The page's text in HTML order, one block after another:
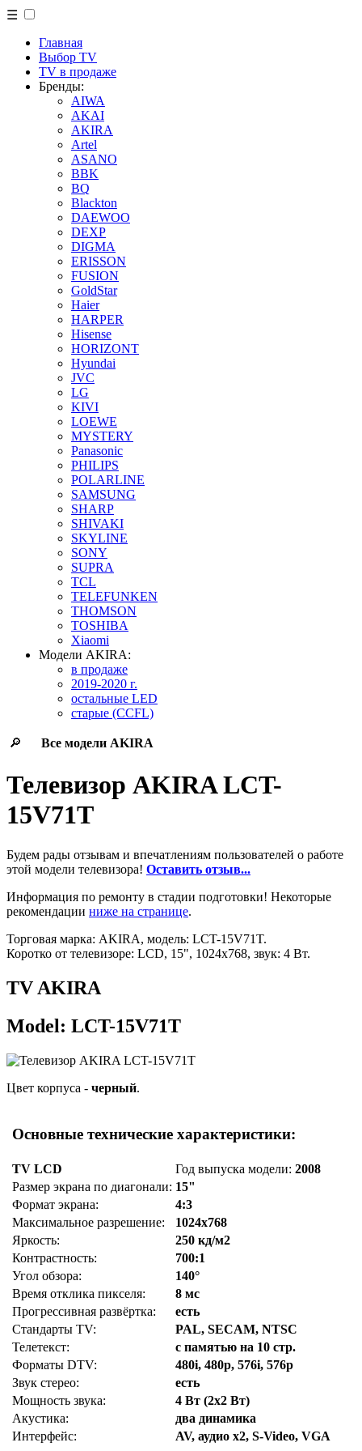
☰
Главная
Выбор TV
TV в продаже
Бренды:
AIWA
AKAI
AKIRA
Artel
ASANO
BBK
BQ
Blackton
DAEWOO
DEXP
DIGMA
ERISSON
FUSION
GoldStar
Haier
HARPER
Hisense
HORIZONT
Hyundai
JVC
LG
KIVI
LOEWE
MYSTERY
Panasonic
PHILIPS
POLARLINE
SAMSUNG
SHARP
SHIVAKI
SKYLINE
SONY
SUPRA
TCL
TELEFUNKEN
THOMSON
TOSHIBA
Xiaomi
Модели AKIRA:
в продаже
2019-2020 г.
остальные LED
старые (CCFL)
🔎 Все модели AKIRA
Телевизор AKIRA LCT-
15V71T
Будем рады отзывам и впечатлениям пользователей о работе
этой модели телевизора! Оставить отзыв...
Информация по ремонту в стадии подготовки! Некоторые
рекомендации ниже на странице.
Торговая марка: AKIRA, модель: LCT-15V71T.
Коротко от телевизоре: LCD, 15", 1024x768, звук: 4 Вт.
TV AKIRA
Model: LCT-15V71T
Цвет корпуса - черный.
Основные технические характеристики:
TV LCD Год выпуска модели:2008
Размер экрана по диагонали: 15"
Формат экрана:
4:3
Максимальное разрешение:
1024x768
Яркость:
250 кд/м2
Контрастность:
700:1
Угол обзора:
140°
Время отклика пикселя:
8 мс
Прогрессивная развёртка:
есть
Стандарты TV:
PAL, SECAM, NTSC
Телетекст:
с памятью на 10 стр.
Форматы DTV:
480i, 480p, 576i, 576p
Звук стерео:
есть
Мощность звука:
4 Вт (2x2 Вт)
Акустика:
два динамика
Интерфейс:
AV, аудио x2, S-Video, VGA